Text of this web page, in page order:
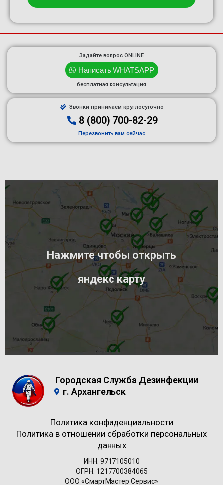
Задайте вопрос ONLINE
Написать WHATSAPP
бесплатная консультация
Звонки принимаем круглосуточно
8 (800) 700-82-29
Перезвонить вам сейчас
Нажмите чтобы открыть
яндекс карту
Городская Служба Дезинфекции
г. Архангельск
Политика конфиденциальности
Политика в отношении обработки персональных
данных
ИНН: 9717105010
ОГРН: 1217700384065
ООО «СмартМастер Сервис»